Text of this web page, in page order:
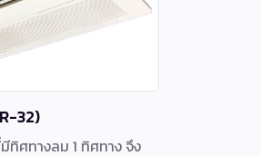
32)
ทิศทางลม 1 ทิศทาง จึง